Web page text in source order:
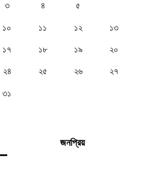
৩ ৪ ৫
১০ ১১ ১২ ১৩
১৭ ১৮ ১৯ ২০
২৪ ২৫ ২৬ ২৭
৩১
জনপ্রিয়